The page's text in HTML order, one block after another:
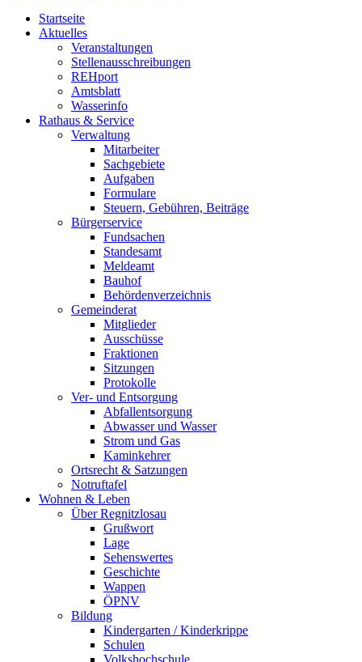
Startseite
Aktuelles
Veranstaltungen
Stellenausschreibungen
REHport
Amtsblatt
Wasserinfo
Rathaus & Service
Verwaltung
Mitarbeiter
Sachgebiete
Aufgaben
Formulare
Steuern, Gebühren, Beiträge
Bürgerservice
Fundsachen
Standesamt
Meldeamt
Bauhof
Behördenverzeichnis
Gemeinderat
Mitglieder
Ausschüsse
Fraktionen
Sitzungen
Protokolle
Ver- und Entsorgung
Abfallentsorgung
Abwasser und Wasser
Strom und Gas
Kaminkehrer
Ortsrecht & Satzungen
Notruftafel
Wohnen & Leben
Über Regnitzlosau
Grußwort
Lage
Sehenswertes
Geschichte
Wappen
ÖPNV
Bildung
Kindergarten / Kinderkrippe
Schulen
Volkshochschule